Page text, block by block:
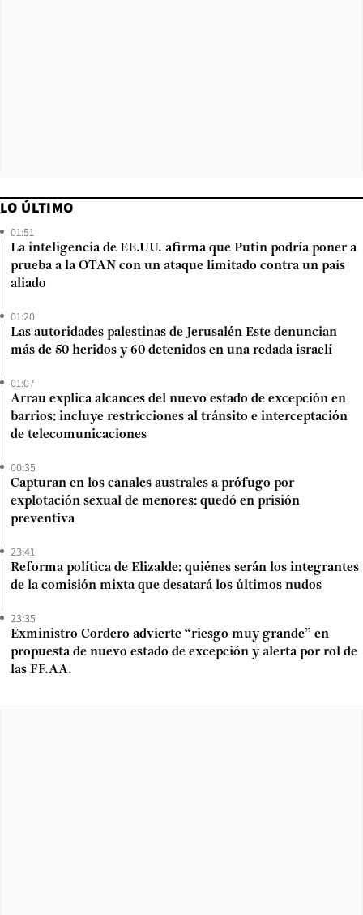
LO ÚLTIMO
01:51
La inteligencia de EE.UU. afirma que Putin podría poner a
prueba a la OTAN con un ataque limitado contra un país
aliado
01:20
Las autoridades palestinas de Jerusalén Este denuncian
más de 50 heridos y 60 detenidos en una redada israelí
01:07
Arrau explica alcances del nuevo estado de excepción en
barrios: incluye restricciones al tránsito e interceptación
de telecomunicaciones
00:35
Capturan en los canales australes a prófugo por
explotación sexual de menores: quedó en prisión
preventiva
23:41
Reforma política de Elizalde: quiénes serán los integrantes
de la comisión mixta que desatará los últimos nudos
23:35
Exministro Cordero advierte “riesgo muy grande” en
propuesta de nuevo estado de excepción y alerta por rol de
las FF.AA.